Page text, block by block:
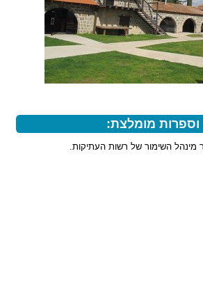
וספרות מומלצת:
מינהל השימור של רשות העתיקות.